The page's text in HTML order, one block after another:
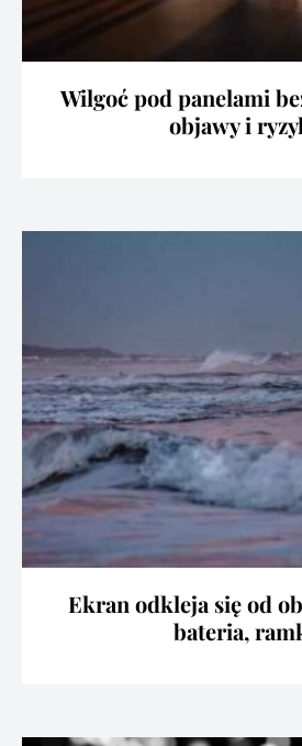
Wilgoć pod panelami
objawy i
Ekran odkleja się od
bateria,